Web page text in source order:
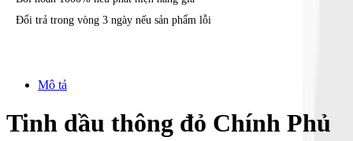
Đổi trả trong vòng 3 ngày nếu sản phẩm lỗi
Mô tả
Tinh dầu thông đỏ Chính Phủ